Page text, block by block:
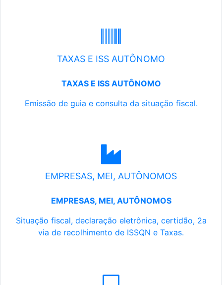
TAXAS E ISS AUTÔNOMO
TAXAS E ISS AUTÔNOMO
Emissão de guia e consulta da situação fiscal.
EMPRESAS, MEI, AUTÔNOMOS
EMPRESAS, MEI, AUTÔNOMOS
Situação fiscal, declaração eletrônica, certidão, 2a
via de recolhimento de ISSQN e Taxas.